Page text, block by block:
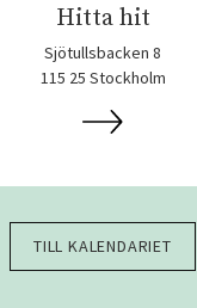
Hitta hit
Sjötullsbacken 8
115 25 Stockholm
TILL KALENDARIET